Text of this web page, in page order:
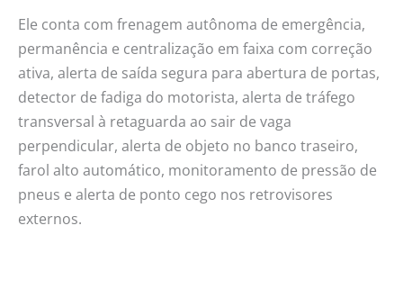
Ele conta com frenagem autônoma de emergência,
permanência e centralização em faixa com correção
ativa, alerta de saída segura para abertura de portas,
detector de fadiga do motorista, alerta de tráfego
transversal à retaguarda ao sair de vaga
perpendicular, alerta de objeto no banco traseiro,
farol alto automático, monitoramento de pressão de
pneus e alerta de ponto cego nos retrovisores
externos.